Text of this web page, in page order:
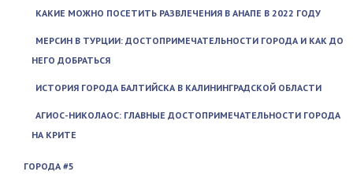
КАКИЕ МОЖНО ПОСЕТИТЬ РАЗВЛЕЧЕНИЯ В АНАПЕ В 2022 ГОДУ
МЕРСИН В ТУРЦИИ: ДОСТОПРИМЕЧАТЕЛЬНОСТИ ГОРОДА И КАК ДО
НЕГО ДОБРАТЬСЯ
ИСТОРИЯ ГОРОДА БАЛТИЙСКА В КАЛИНИНГРАДСКОЙ ОБЛАСТИ
АГИОС-НИКОЛАОС: ГЛАВНЫЕ ДОСТОПРИМЕЧАТЕЛЬНОСТИ ГОРОДА
НА КРИТЕ
ГОРОДА #5